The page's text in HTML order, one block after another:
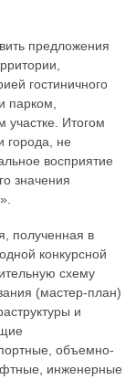
предложения
гостиничного
парком,
Итогом
города, не
восприятие
значения
полученная в
конкурсной
схему
(мастер-план)
и
объемно-
инженерные